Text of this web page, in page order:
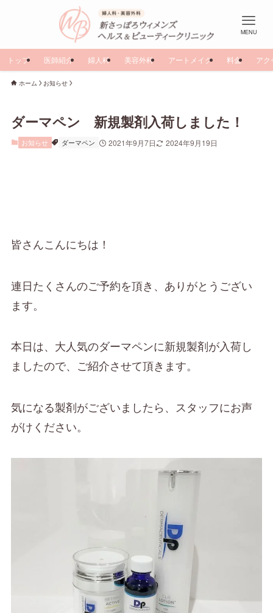
MENU
トップ 医師紹介 婦人科 美容外科 アートメイク 料金 アク
ホーム お知らせ
ダーマペン 新規製剤入荷しました！
お知らせ ダーマペン 2021年9月7日 2024年9月19日
皆さんこんにちは！
連日たくさんのご予約を頂き、ありがとうござい
ます。
本日は、大人気のダーマペンに新規製剤が入荷し
ましたので、ご紹介させて頂きます。
気になる製剤がございましたら、スタッフにお声
がけください。